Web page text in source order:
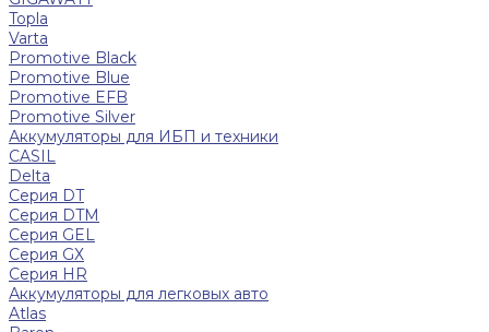
Topla
Varta
Promotive Black
Promotive Blue
Promotive EFB
Promotive Silver
Аккумуляторы для ИБП и техники
CASIL
Delta
Серия DT
Серия DTM
Серия GEL
Серия GХ
Серия HR
Аккумуляторы для легковых авто
Atlas